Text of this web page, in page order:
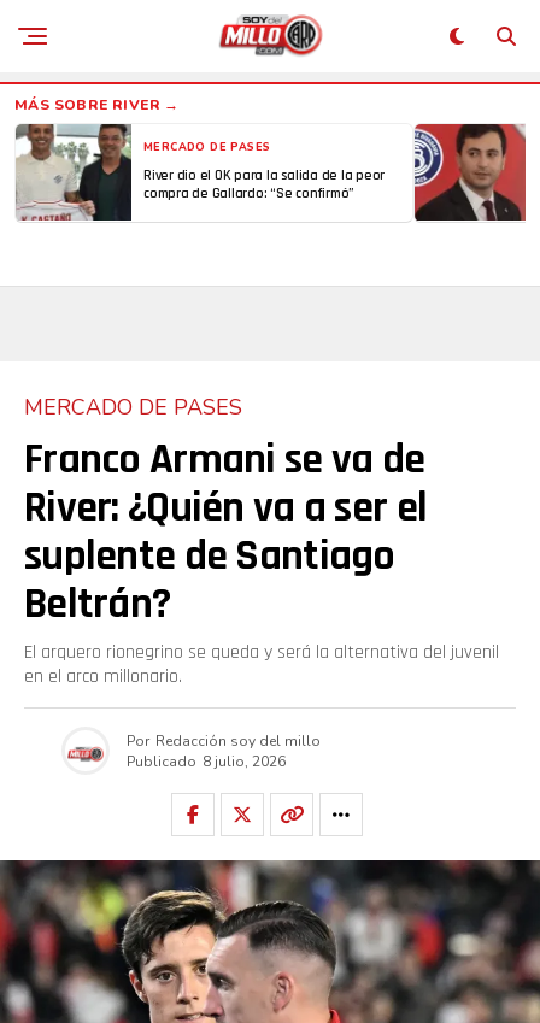
MERCADO DE PASES
River dio el OK para la salida de la peor
compra de Gallardo: “Se confirmó”
MERCADO DE PASES
Franco Armani se va de
River: ¿Quién va a ser el
suplente de Santiago
Beltrán?
El arquero rionegrino se queda y será la alternativa del juvenil
en el arco millonario.
Por Redacción soy del millo
Publicado 8 julio, 2026